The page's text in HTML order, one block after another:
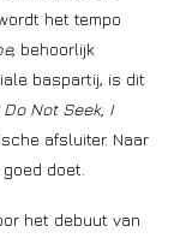
het tempo
behoorlijk
baspartij, is dit
Do Not Seek, I
afsluiter. Naar
doet.
het debuut van